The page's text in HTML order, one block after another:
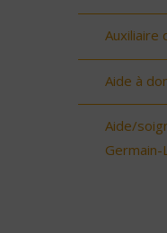
Auxiliaire
Aide à
Aide/
Germain-